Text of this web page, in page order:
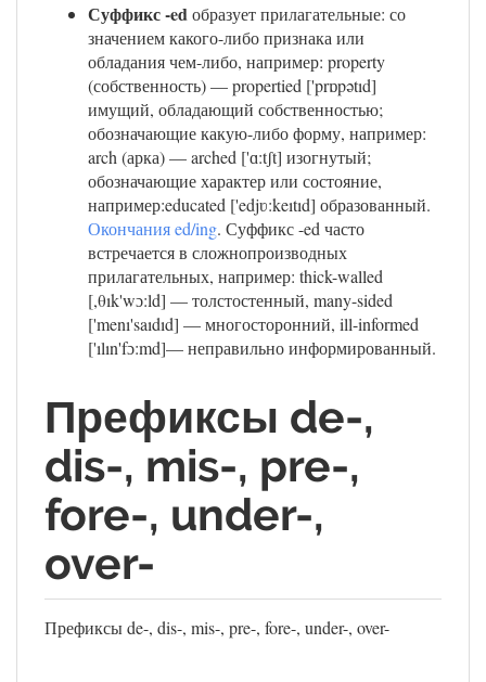
Суффикс -edобразует прилагательные: со
значением какого-либо признака или
обладания чем-либо, например: property
(собственность) — propertied ['prɒpətıd]
имущий, обладающий собственностью;
обозначающие какую-либо форму, например:
arch (арка) — arched ['ɑ:tʃt] изогнутый;
обозначающие характер или состояние,
например:educated ['edjʋ:keıtıd] образованный.
Окончания ed/ing. Суффикс -ed часто
встречается в сложнопроизводных
прилагательных, например: thick-walled
[,θık'wɔ:ld] — толстостенный, many-sided
['menı'saıdıd] — многосторонний, ill-informed
['ılın'fɔ:md]— неправильно информированный.
Префиксы de-,
dis-, mis-, pre-,
fore-, under-,
over-
Префиксы de-, dis-, mis-, pre-, fore-, under-, over-